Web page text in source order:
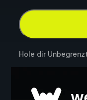
Hole dir